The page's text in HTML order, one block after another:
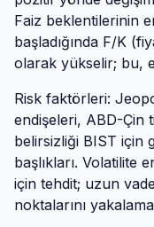
Faiz beklentilerinin
başladığında F/K
olarak yükselir; bu,
Risk faktörleri:
endişeleri, ABD-Çin
belirsizliği BIST için
başlıkları. Volatilite
için tehdit; uzun
noktalarını yakalama